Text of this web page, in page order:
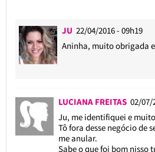
JU 22/04/2016 - 09h19
Aninha, muito obrigada
LUCIANA FREITAS 02/07/
Ju, me identifiquei e
Tô fora desse negócio de
me anular.
Sabe o que foi bom nisso